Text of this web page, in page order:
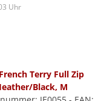
Uhr
Terry Full Zip
Black, M